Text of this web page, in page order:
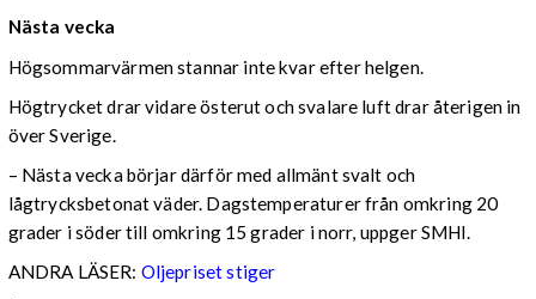
Nästa vecka
Högsommarvärmen stannar inte kvar efter helgen.
Högtrycket drar vidare österut och svalare luft drar återigen in
över Sverige.
– Nästa vecka börjar därför med allmänt svalt och
lågtrycksbetonat väder. Dagstemperaturer från omkring 20
grader i söder till omkring 15 grader i norr, uppger SMHI.
ANDRA LÄSER: Oljepriset stiger